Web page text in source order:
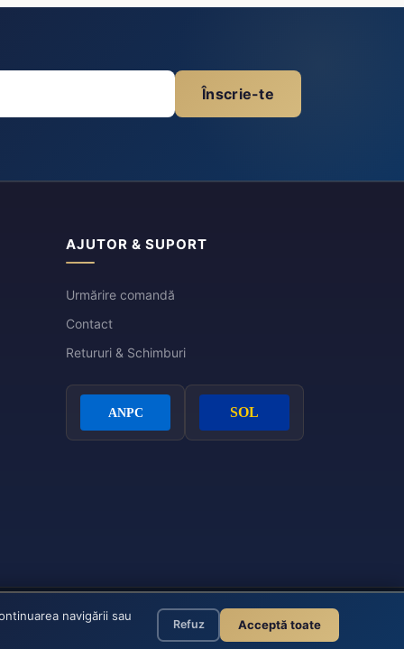
Înscrie-te
AJUTOR & SUPORT
Urmărire comandă
Contact
Retururi & Schimburi
© 2026 Eleganza - Toate drepturile rezervate
navigării sau
Refuz Acceptă toate